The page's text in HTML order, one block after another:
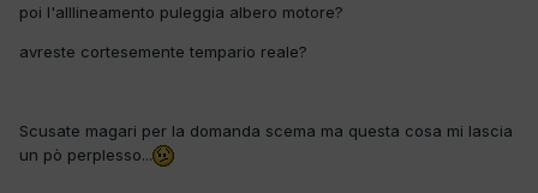
poi l'alllineamento puleggia albero motore?
avreste cortesemente tempario reale?
Scusate magari per la domanda scema ma questa cosa mi lascia
un pò perplesso...